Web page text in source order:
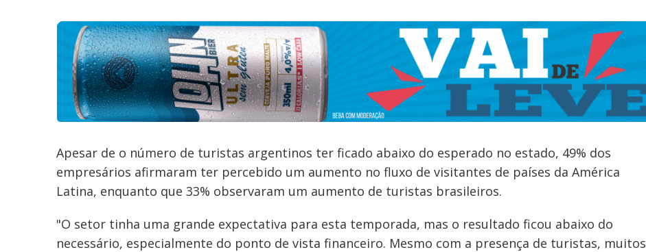
Apesar de o número de turistas argentinos ter ficado abaixo do esperado no estado, 49% dos
empresários afirmaram ter percebido um aumento no fluxo de visitantes de países da América
Latina, enquanto que 33% observaram um aumento de turistas brasileiros.
"O setor tinha uma grande expectativa para esta temporada, mas o resultado ficou abaixo do
necessário, especialmente do ponto de vista financeiro. Mesmo com a presença de turistas, muitos